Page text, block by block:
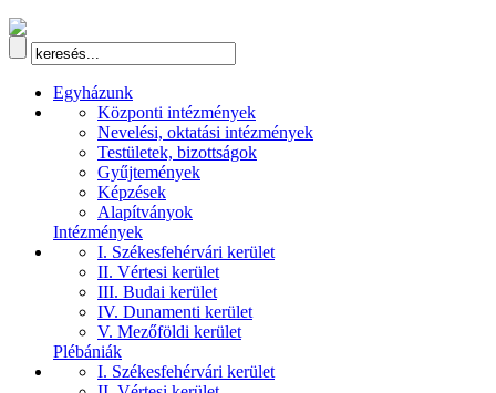
Egyházunk
Központi intézmények
Nevelési, oktatási intézmények
Testületek, bizottságok
Gyűjtemények
Képzések
Alapítványok
Intézmények
I. Székesfehérvári kerület
II. Vértesi kerület
III. Budai kerület
IV. Dunamenti kerület
V. Mezőföldi kerület
Plébániák
I. Székesfehérvári kerület